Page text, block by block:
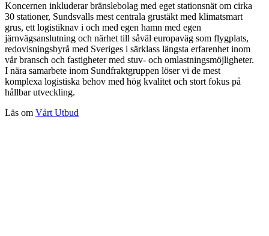
Koncernen inkluderar bränslebolag med eget stationsnät om cirka
30 stationer, Sundsvalls mest centrala grustäkt med klimatsmart
grus, ett logistiknav i och med egen hamn med egen
järnvägsanslutning och närhet till såväl europaväg som flygplats,
redovisningsbyrå med Sveriges i särklass längsta erfarenhet inom
vår bransch och fastigheter med stuv- och omlastningsmöjligheter.
I nära samarbete inom Sundfraktgruppen löser vi de mest
komplexa logistiska behov med hög kvalitet och stort fokus på
hållbar utveckling.
Läs om Vårt Utbud